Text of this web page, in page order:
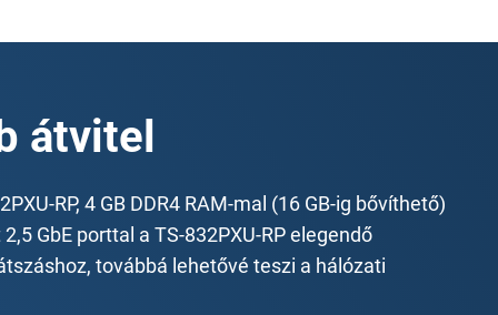
átvitel
RP, 4 GB DDR4 RAM-mal (16 GB-ig bővíthető)
GbE porttal a TS-832PXU-RP elegendő
továbbá lehetővé teszi a hálózati